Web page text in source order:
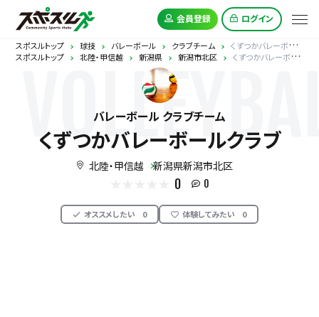
会員登録 ログイン
スポスルトップ 球技 バレーボール クラブチーム
くずつかバレーボールクラブ
スポスルトップ
北陸・甲信越 新潟県 新潟市北区 くずつかバレーボールクラブ
バレーボール クラブチーム
くずつかバレーボールクラブ
北陸・甲信越 新潟県新潟市北区
0 0
オススメしたい 0 体験してみたい 0